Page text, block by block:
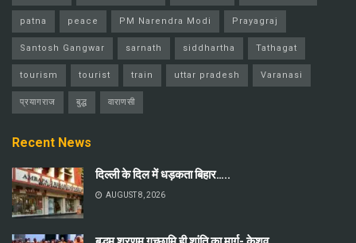
patna peace PM Narendra Modi Prayagraj
Santosh Gangwar sarnath siddhartha Tathagat
tourism tourist train uttar pradesh Varanasi
प्रयागराज बुद्ध वाराणसी
Recent News
दिल्ली के दिल में धड़कता बिहार…..
AUGUST 8, 2026